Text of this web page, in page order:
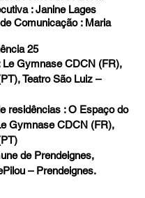
: Janine Lages
Comunicação : Maria
25
Le Gymnase CDCN (FR),
Teatro São Luiz –
residências : O Espaço do
Gymnase CDCN (FR),
de Prendeignes,
– Prendeignes.